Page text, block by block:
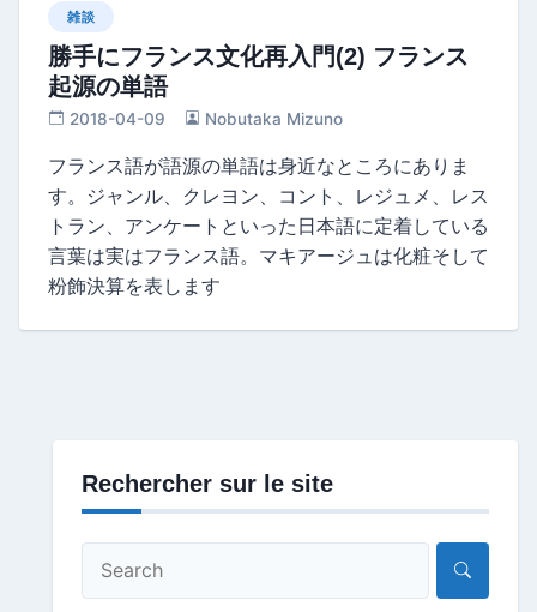
雑談
勝手にフランス文化再入門(2) フランス
起源の単語
2018-04-09 Nobutaka Mizuno
フランス語が語源の単語は身近なところにありま
す。ジャンル、クレヨン、コント、レジュメ、レス
トラン、アンケートといった日本語に定着している
言葉は実はフランス語。マキアージュは化粧そして
粉飾決算を表します
Rechercher sur le site